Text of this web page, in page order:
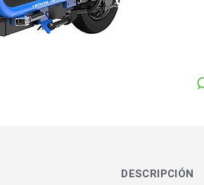
DESCRIPCIÓN